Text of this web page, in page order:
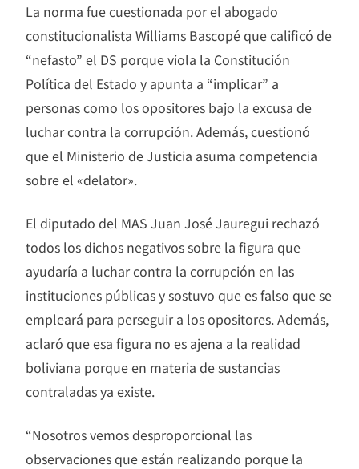
La norma fue cuestionada por el abogado
constitucionalista Williams Bascopé que calificó de
“nefasto” el DS porque viola la Constitución
Política del Estado y apunta a “implicar” a
personas como los opositores bajo la excusa de
luchar contra la corrupción. Además, cuestionó
que el Ministerio de Justicia asuma competencia
sobre el «delator».
El diputado del MAS Juan José Jauregui rechazó
todos los dichos negativos sobre la figura que
ayudaría a luchar contra la corrupción en las
instituciones públicas y sostuvo que es falso que se
empleará para perseguir a los opositores. Además,
aclaró que esa figura no es ajena a la realidad
boliviana porque en materia de sustancias
contraladas ya existe.
“Nosotros vemos desproporcional las
observaciones que están realizando porque la